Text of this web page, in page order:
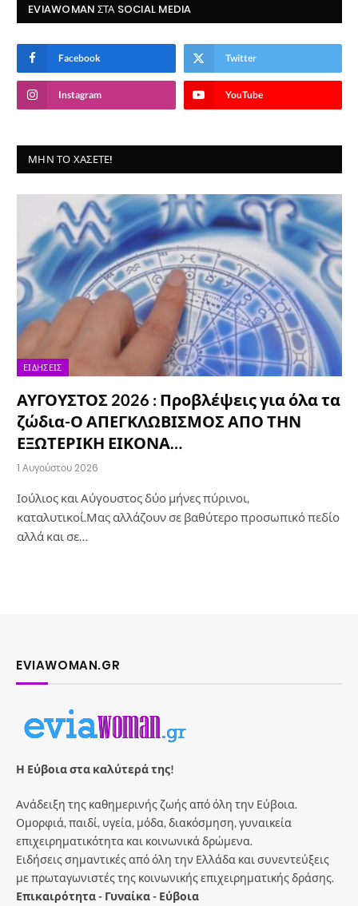
EVIAWOMAN ΣΤΑ SOCIAL MEDIA
Facebook Twitter
Instagram YouTube
ΜΗΝ ΤΟ ΧΆΣΕΤΕ!
ΕΙΔΉΣΕΙΣ
ΑΥΓΟΥΣΤΟΣ 2026 : Προβλέψεις για όλα τα
ζώδια-Ο ΑΠΕΓΚΛΩΒΙΣΜΟΣ ΑΠΟ ΤΗΝ
ΕΞΩΤΕΡΙΚΗ ΕΙΚΟΝΑ…
1 Αυγούστου 2026
Ιούλιος και Αύγουστος δύο μήνες πύρινοι,
καταλυτικοί.Μας αλλάζουν σε βαθύτερο προσωπικό πεδίο
αλλά και σε…
EVIAWOMAN.GR
Η Εύβοια στα καλύτερά της!
Ανάδειξη της καθημερινής ζωής από όλη την Εύβοια.
Ομορφιά, παιδί, υγεία, μόδα, διακόσμηση, γυναικεία
επιχειρηματικότητα και κοινωνικά δρώμενα.
Ειδήσεις σημαντικές από όλη την Ελλάδα και συνεντεύξεις
με πρωταγωνιστές της κοινωνικής επιχειρηματικής δράσης.
Επικαιρότητα - Γυναίκα - Εύβοια